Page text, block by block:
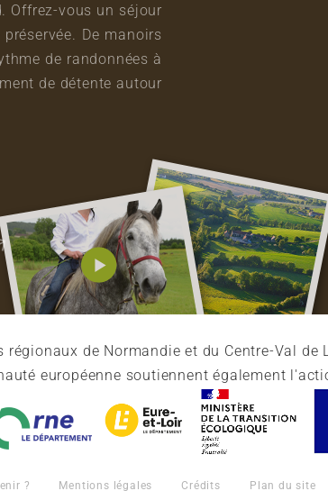
Offrez-vous un séjour
De manoirs
de randonnées à
de détente autour
de Normandie et du Centre-Val de
européenne soutiennent également
? Mentions légales Crédits Plan du site